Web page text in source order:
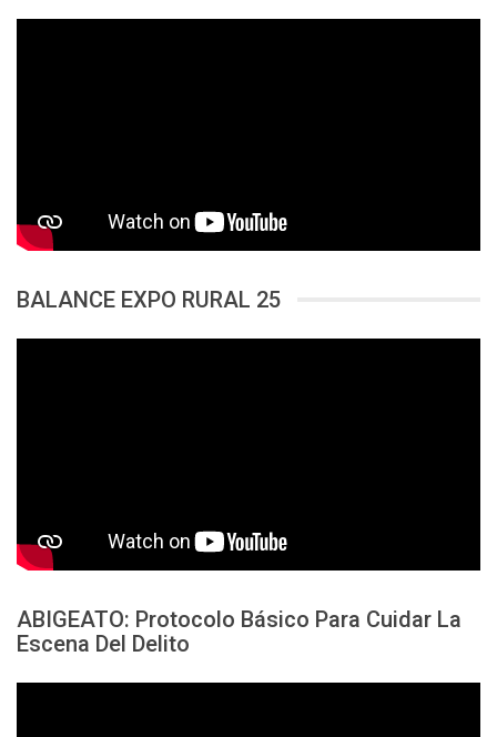
BALANCE EXPO RURAL 25
ABIGEATO: Protocolo Básico Para Cuidar La
Escena Del Delito